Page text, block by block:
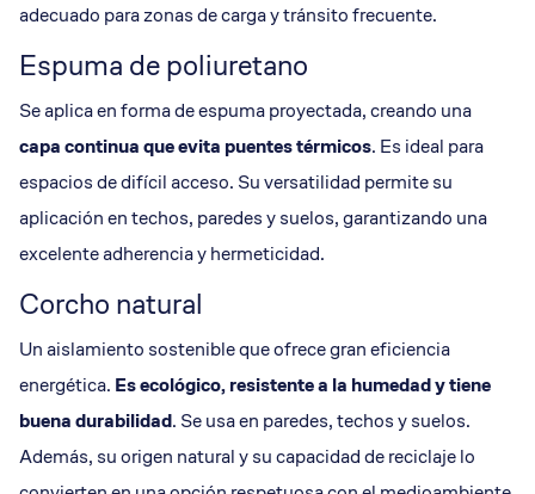
adecuado para zonas de carga y tránsito frecuente.
Espuma de poliuretano
Se aplica en forma de espuma proyectada, creando una
capa continua que evita puentes térmicos. Es ideal para
espacios de difícil acceso. Su versatilidad permite su
aplicación en techos, paredes y suelos, garantizando una
excelente adherencia y hermeticidad.
Corcho natural
Un aislamiento sostenible que ofrece gran eficiencia
energética. Es ecológico, resistente a la humedad y tiene
buena durabilidad. Se usa en paredes, techos y suelos.
Además, su origen natural y su capacidad de reciclaje lo